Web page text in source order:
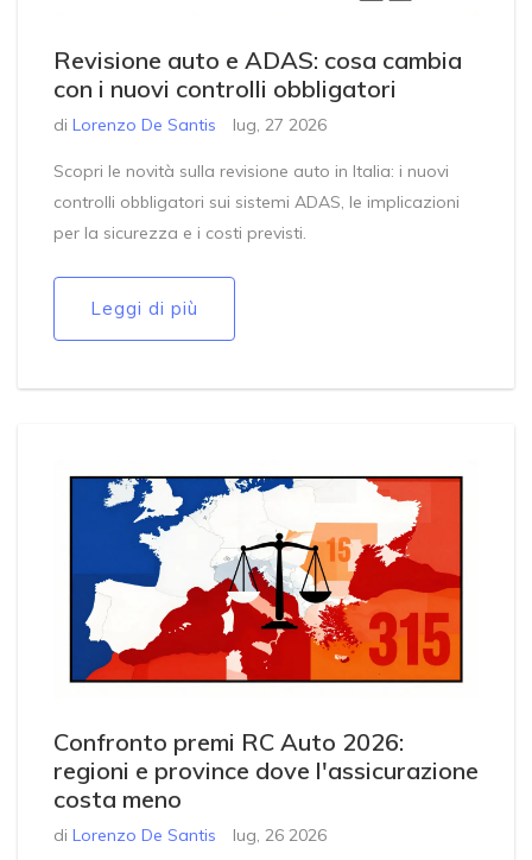
Revisione auto e ADAS: cosa cambia
con i nuovi controlli obbligatori
di Lorenzo De Santis lug, 27 2026
Scopri le novità sulla revisione auto in Italia: i nuovi
controlli obbligatori sui sistemi ADAS, le implicazioni
per la sicurezza e i costi previsti.
Leggi di più
Confronto premi RC Auto 2026:
regioni e province dove l'assicurazione
costa meno
di Lorenzo De Santis lug, 26 2026